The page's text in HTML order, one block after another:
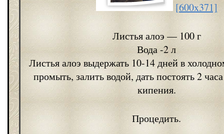
[600x371]
Листья алоэ — 100 г
Вода -2 л
Листья алоэ выдержать 10-14 дней в
промыть, залить водой, дать постоять 2
кипения.
Процедить.